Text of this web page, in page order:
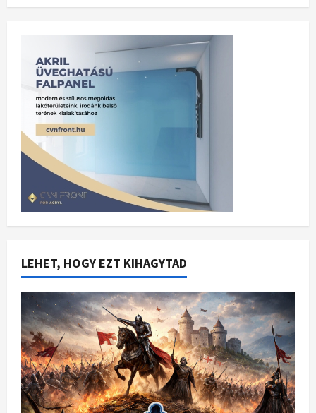
LEHET, HOGY EZT KIHAGYTAD